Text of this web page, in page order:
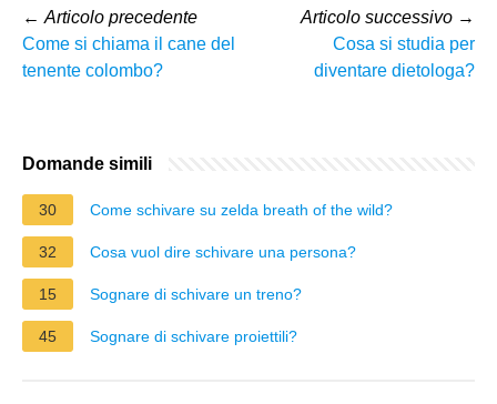
← Articolo precedente
Come si chiama il cane del
tenente colombo?
Articolo successivo →
Cosa si studia per
diventare dietologa?
Domande simili
30 Come schivare su zelda breath of the wild?
32 Cosa vuol dire schivare una persona?
15 Sognare di schivare un treno?
45 Sognare di schivare proiettili?